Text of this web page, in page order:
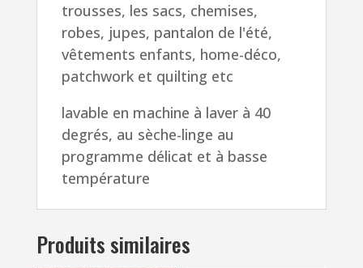
trousses, les sacs, chemises,
robes, jupes, pantalon de l'été,
vêtements enfants, home-déco,
patchwork et quilting etc
lavable en machine à laver à 40
degrés, au sèche-linge au
programme délicat et à basse
température
Produits similaires